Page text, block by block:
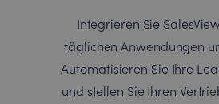
Integrieren Sie
täglichen Anwendungen
Automatisieren Sie Ihre
und stellen Sie Ihren